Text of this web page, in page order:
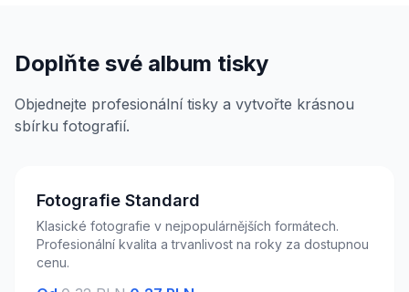
Doplňte své album tisky
Objednejte profesionální tisky a vytvořte krásnou
sbírku fotografií.
Fotografie Standard
Klasické fotografie v nejpopulárnějších formátech.
Profesionální kvalita a trvanlivost na roky za dostupnou
cenu.